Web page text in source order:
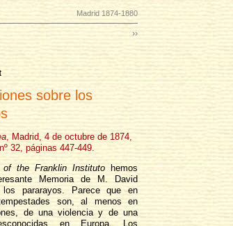
Madrid 1874-1880
››
sobre los
, Madrid, 4 de octubre de 1874,
32, páginas 447-449.
of the Franklin Instituto hemos
Memoria de M. David
los pararayos. Parece que en
son, al menos en
de una violencia y de una
en Europa. Los